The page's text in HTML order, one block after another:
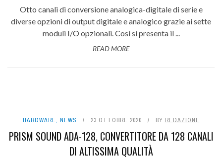
Otto canali di conversione analogica-digitale di serie e
diverse opzioni di output digitale e analogico grazie ai sette
moduli I/O opzionali. Così si presenta il ...
READ MORE
HARDWARE, NEWS 23 OTTOBRE 2020 BY REDAZIONE
PRISM SOUND ADA-128, CONVERTITORE DA 128 CANALI
DI ALTISSIMA QUALITÀ